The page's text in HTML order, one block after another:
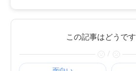
この記事はどうで
/